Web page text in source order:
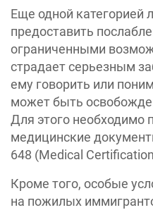
Еще одной категорией
предоставить
ограниченными
страдает серьезным
ему говорить или
может быть
Для этого необходимо
медицинские
648 (Medical
Кроме того, особые
на пожилых